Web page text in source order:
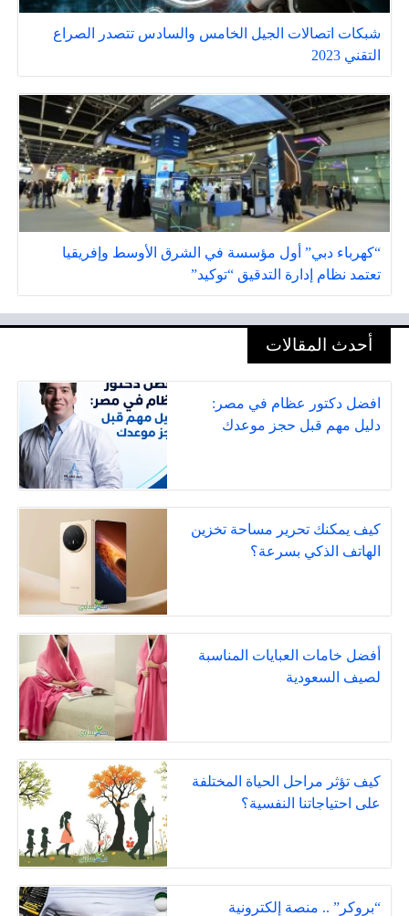
شبكات اتصالات الجيل الخامس والسادس تتصدر الصراع
التقني 2023
“كهرباء دبي” أول مؤسسة في الشرق الأوسط وإفريقيا
تعتمد نظام إدارة التدقيق “توكيد”
أحدث المقالات
افضل دكتور عظام في مصر:
دليل مهم قبل حجز موعدك
كيف يمكنك تحرير مساحة تخزين
الهاتف الذكي بسرعة؟
أفضل خامات العبايات المناسبة
لصيف السعودية
كيف تؤثر مراحل الحياة المختلفة
على احتياجاتنا النفسية؟
“بروكر” .. منصة إلكترونية